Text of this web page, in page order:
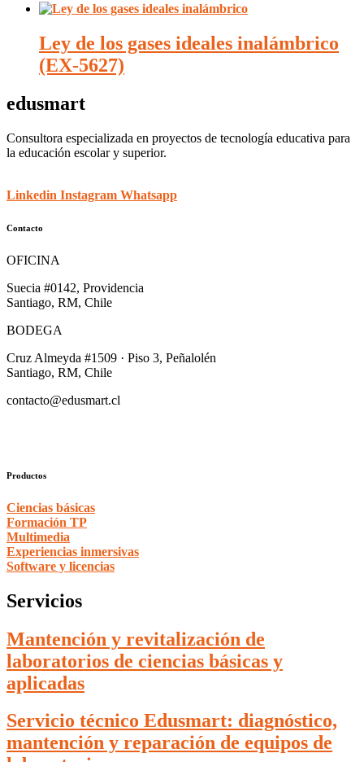
Ley de los gases ideales inalámbrico
(EX-5627)
edusmart
Consultora especializada en proyectos de tecnología educativa para
la educación escolar y superior.
Linkedin Instagram Whatsapp
Contacto
OFICINA
Suecia #0142, Providencia
Santiago, RM, Chile
BODEGA
Cruz Almeyda #1509 · Piso 3, Peñalolén
Santiago, RM, Chile
contacto@edusmart.cl
Productos
Ciencias básicas
Formación TP
Multimedia
Experiencias inmersivas
Software y licencias
Servicios
Mantención y revitalización de
laboratorios de ciencias básicas y
aplicadas
Servicio técnico Edusmart: diagnóstico,
mantención y reparación de equipos de